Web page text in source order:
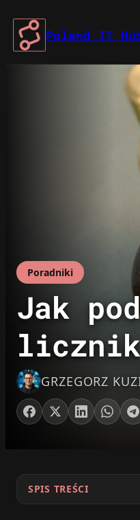
Przejdź
do
treści
Poland IT
Poradniki
Jak
GRZEGORZ
SPIS TREŚCI